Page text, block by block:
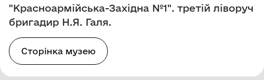
"Красноармійська-Західна №1". третій ліворуч
бригадир Н.Я. Галя.
Сторінка музею